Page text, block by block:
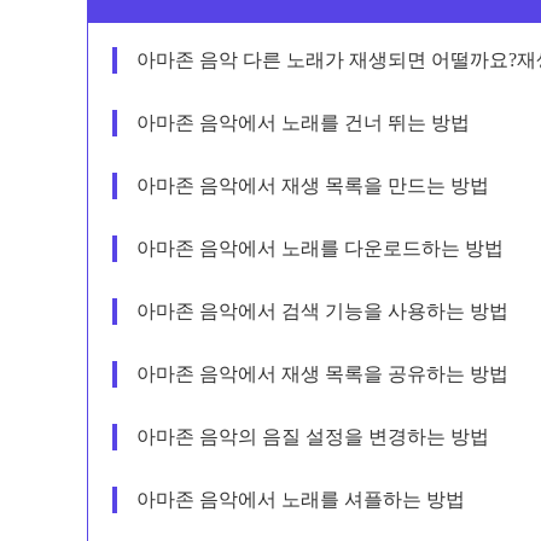
아마존 음악 다른 노래가 재생되면 어떨까요?
아마존 음악에서 노래를 건너 뛰는 방법
아마존 음악에서 재생 목록을 만드는 방법
아마존 음악에서 노래를 다운로드하는 방법
아마존 음악에서 검색 기능을 사용하는 방법
아마존 음악에서 재생 목록을 공유하는 방법
아마존 음악의 음질 설정을 변경하는 방법
아마존 음악에서 노래를 셔플하는 방법